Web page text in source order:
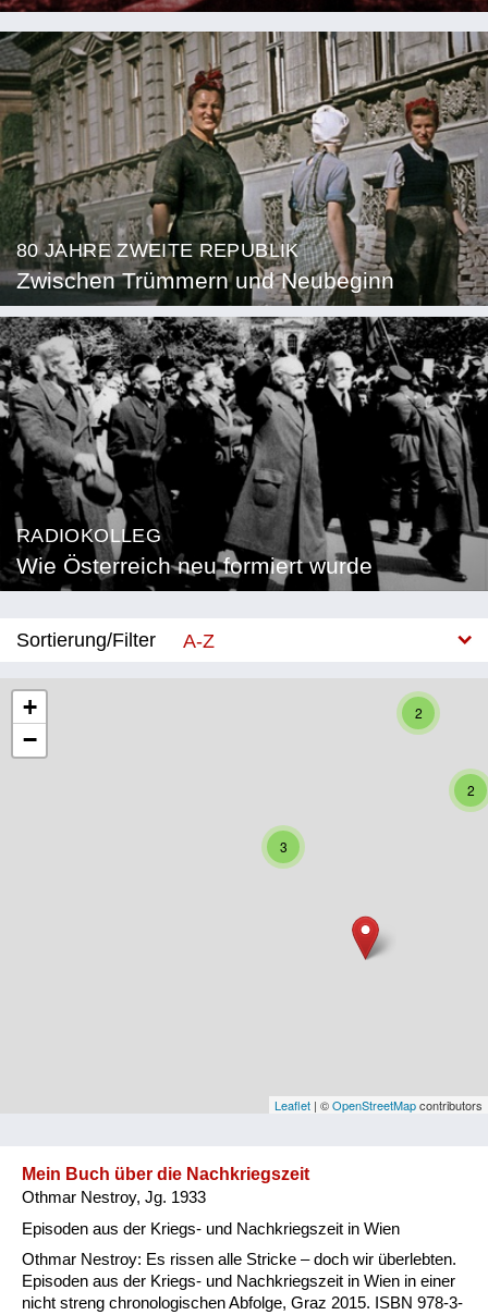
80 JAHRE ZWEITE REPUBLIK
Zwischen Trümmern und Neubeginn
RADIOKOLLEG
Wie Österreich neu formiert wurde
Sortierung/Filter
A-Z
Niederösterreich
Vorarlberg
Kategorie
Besatzungsmächte
Frauen, Mütter, Kinder
2
2
3
+
−
Leaflet | ©OpenStreetMapcontributors
Mein Buch über die Nachkriegszeit
Othmar Nestroy, Jg. 1933
Episoden aus der Kriegs- und Nachkriegszeit in Wien
Othmar Nestroy: Es rissen alle Stricke – doch wir überlebten.
Episoden aus der Kriegs- und Nachkriegszeit in Wien in einer
nicht streng chronologischen Abfolge, Graz 2015. ISBN 978-3-